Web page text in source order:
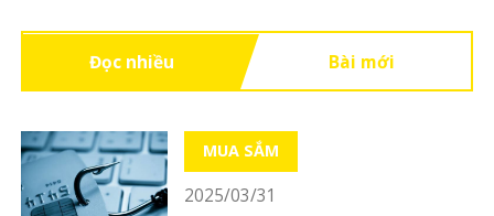
Đọc nhiều Bài mới
MUA SẮM
2025/03/31